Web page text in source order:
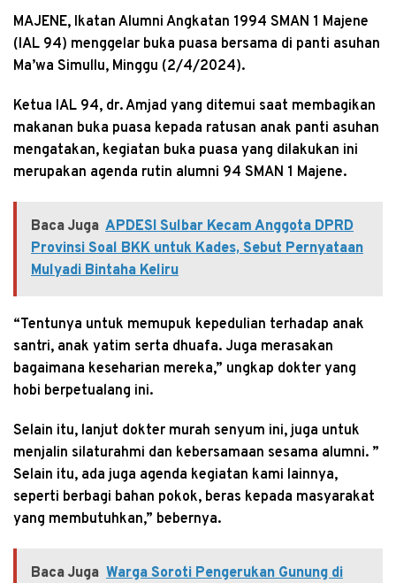
MAJENE, Ikatan Alumni Angkatan 1994 SMAN 1 Majene
(IAL 94) menggelar buka puasa bersama di panti asuhan
Ma’wa Simullu, Minggu (2/4/2024).
Ketua IAL 94, dr. Amjad yang ditemui saat membagikan
makanan buka puasa kepada ratusan anak panti asuhan
mengatakan, kegiatan buka puasa yang dilakukan ini
merupakan agenda rutin alumni 94 SMAN 1 Majene.
Baca Juga APDESI Sulbar Kecam Anggota DPRD
Provinsi Soal BKK untuk Kades, Sebut Pernyataan
Mulyadi Bintaha Keliru
“Tentunya untuk memupuk kepedulian terhadap anak
santri, anak yatim serta dhuafa. Juga merasakan
bagaimana keseharian mereka,” ungkap dokter yang
hobi berpetualang ini.
Selain itu, lanjut dokter murah senyum ini, juga untuk
menjalin silaturahmi dan kebersamaan sesama alumni. ”
Selain itu, ada juga agenda kegiatan kami lainnya,
seperti berbagi bahan pokok, beras kepada masyarakat
yang membutuhkan,” bebernya.
Baca Juga Warga Soroti Pengerukan Gunung di